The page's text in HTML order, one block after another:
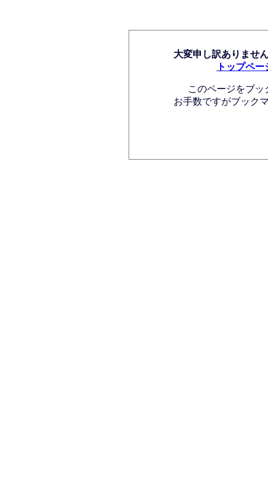
大変申し訳ありませ
トップペー
このページをブ
お手数ですがブック